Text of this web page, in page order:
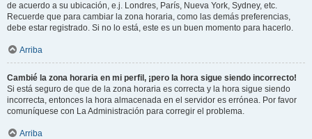
de acuerdo a su ubicación, e.j. Londres, París, Nueva York, Sydney, etc.
Recuerde que para cambiar la zona horaria, como las demás preferencias,
debe estar registrado. Si no lo está, este es un buen momento para hacerlo.
Arriba
Cambié la zona horaria en mi perfil, ¡pero la hora sigue siendo incorrecto!
Si está seguro de que de la zona horaria es correcta y la hora sigue siendo
incorrecta, entonces la hora almacenada en el servidor es errónea. Por favor
comuníquese con La Administración para corregir el problema.
Arriba